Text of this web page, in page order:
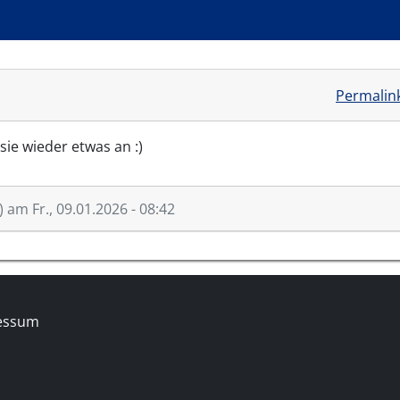
wieder etwas an :)
am Fr., 09.01.2026 - 08:42